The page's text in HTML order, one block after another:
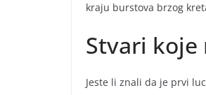
kraju burstova brzog
Stvari
Jeste li znali da je prvi